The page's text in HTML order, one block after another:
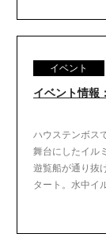
イベント
イベント情報
ハウステンボス
舞台にしたイル
遊覧船が通り抜
タート。水中イ